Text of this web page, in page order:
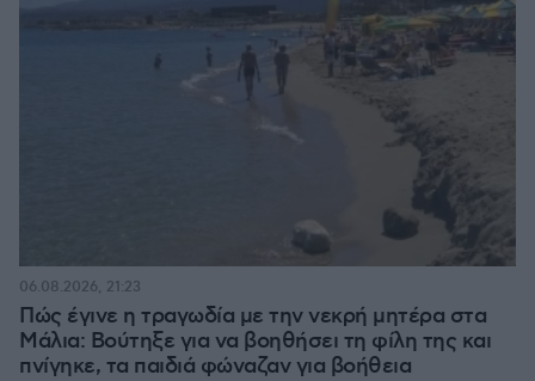
Πώς έγινε η τραγωδία με την νεκρή μητέρα στα
Μάλια: Βούτηξε για να βοηθήσει τη φίλη της και
πνίγηκε, τα παιδιά φώναζαν για βοήθεια
06.08.2026, 21:23